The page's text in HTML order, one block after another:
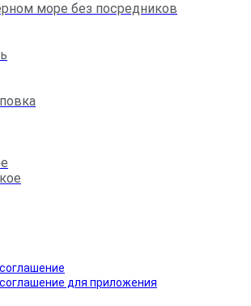
море без посредников
для приложения